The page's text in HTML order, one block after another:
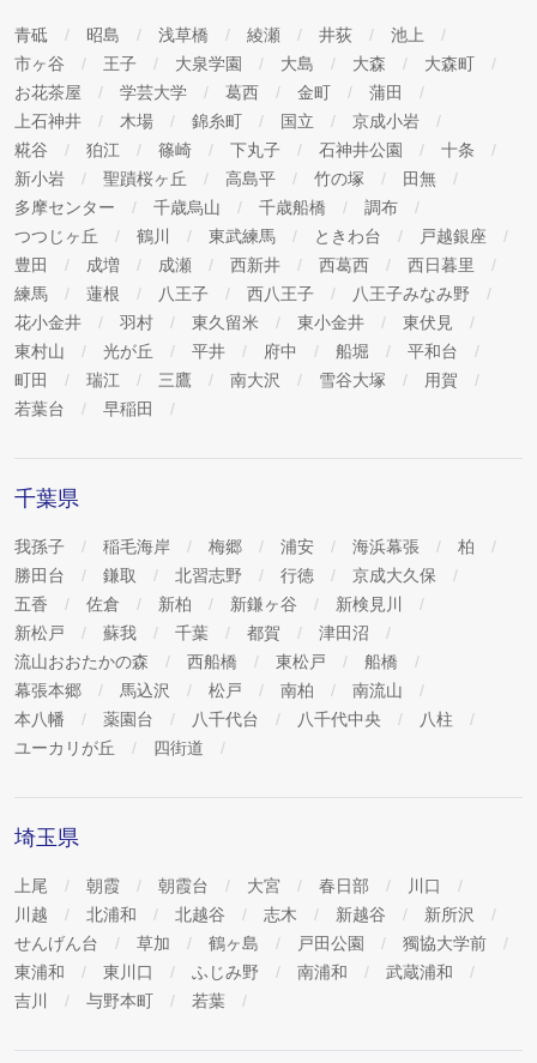
青砥 昭島 浅草橋 綾瀬 井荻
池上
市ヶ谷
王子 大泉学園 大島 大森
大森町
お花茶屋
学芸大学 葛西 金町
蒲田
上石神井
木場 錦糸町 国立
京成小岩
糀谷
狛江 篠崎 下丸子 石神井公園
十条
新小岩
聖蹟桜ヶ丘 高島平 竹の塚
田無
多摩センター
千歳烏山 千歳船橋
調布
つつじヶ丘
鶴川 東武練馬 ときわ台
戸越銀座
豊田
成増 成瀬 西新井 西葛西
西日暮里
練馬
蓮根 八王子 西八王子
八王子みなみ野
花小金井
羽村 東久留米 東小金井
東伏見
東村山
光が丘 平井 府中 船堀
平和台
町田
瑞江 三鷹 南大沢 雪谷大塚
用賀
若葉台
早稲田
千葉県
我孫子 稲毛海岸 梅郷 浦安 海浜幕張
柏
勝田台
鎌取 北習志野 行徳
京成大久保
五香
佐倉 新柏 新鎌ヶ谷
新検見川
新松戸
蘇我 千葉 都賀
津田沼
流山おおたかの森
西船橋 東松戸
船橋
幕張本郷
馬込沢 松戸 南柏
南流山
本八幡
薬園台 八千代台 八千代中央
八柱
ユーカリが丘
四街道
埼玉県
上尾 朝霞 朝霞台 大宮 春日部
川口
川越
北浦和 北越谷 志木 新越谷
新所沢
せんげん台
草加 鶴ヶ島 戸田公園
獨協大学前
東浦和
東川口 ふじみ野 南浦和
武蔵浦和
吉川
与野本町 若葉